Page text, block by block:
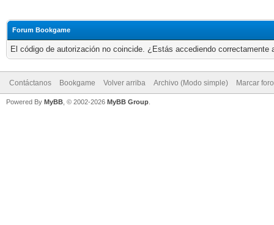
Forum Bookgame
El código de autorización no coincide. ¿Estás accediendo
Contáctanos Bookgame Volver arriba Archivo (Modo simple) Marcar
Powered By MyBB , © 2002-2026 MyBB Group